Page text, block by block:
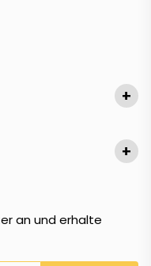
+
+
an und erhalte